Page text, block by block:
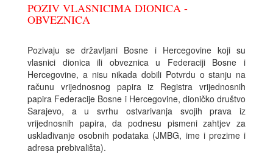
POZIV VLASNICIMA DIONICA -
OBVEZNICA
Pozivaju se državljani Bosne i Hercegovine koji su
vlasnici dionica ili obveznica u Federaciji Bosne i
Hercegovine, a nisu nikada dobili Potvrdu o stanju na
računu vrijednosnog papira iz Registra vrijednosnih
papira Federacije Bosne i Hercegovine, dioničko društvo
Sarajevo, a u svrhu ostvarivanja svojih prava iz
vrijednosnih papira, da podnesu pismeni zahtjev za
usklađivanje osobnih podataka (JMBG, ime i prezime i
adresa prebivališta).